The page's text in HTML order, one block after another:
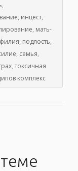
,
, инцест,
, мать-
, подлость,
, семья,
,токсичная
комплекс